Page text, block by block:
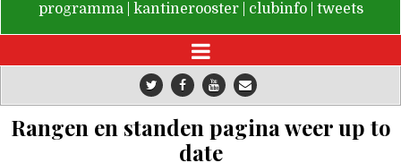
programma
kantinerooster clubinfo tweets
Rangen en standen pagina weer up to
date